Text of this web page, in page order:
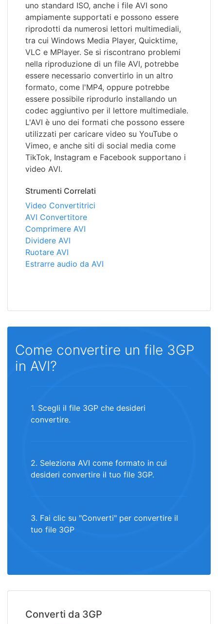
uno standard ISO, anche i file AVI sono
ampiamente supportati e possono essere
riprodotti da numerosi lettori multimediali,
tra cui Windows Media Player, Quicktime,
VLC e MPlayer. Se si riscontrano problemi
nella riproduzione di un file AVI, potrebbe
essere necessario convertirlo in un altro
formato, come l'MP4, oppure potrebbe
essere possibile riprodurlo installando un
codec aggiuntivo per il lettore multimediale.
L'AVI è uno dei formati che possono essere
utilizzati per caricare video su YouTube o
Vimeo, e anche siti di social media come
TikTok, Instagram e Facebook supportano i
video AVI.
Strumenti Correlati
Video Convertitrici
AVI Convertitore
Comprimere AVI
Dividere AVI
Ruotare AVI
Estrarre audio da AVI
Come convertire un file 3GP
in AVI?
1. Scegli il file 3GP che desideri
convertire.
2. Seleziona AVI come formato in cui
desideri convertire il tuo file 3GP.
3. Fai clic su "Converti" per convertire il
tuo file 3GP
Converti da 3GP